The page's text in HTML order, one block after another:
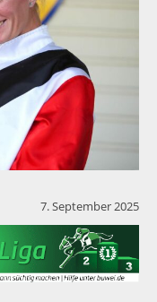
7. September 2025